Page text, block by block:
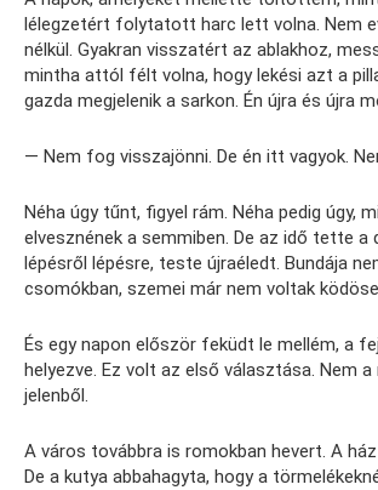
lélegzetért folytatott harc lett volna. Nem
nélkül. Gyakran visszatért az ablakhoz,
mintha attól félt volna, hogy lekési azt a
gazda megjelenik a sarkon. Én újra és újra
— Nem fog visszajönni. De én itt vagyok.
Néha úgy tűnt, figyel rám. Néha pedig úgy,
elvesznének a semmiben. De az idő tette a
lépésről lépésre, teste újraéledt. Bundája
csomókban, szemei már nem voltak
És egy napon először feküdt le mellém, a
helyezve. Ez volt az első választása. Nem
jelenből.
A város továbbra is romokban hevert. A
De a kutya abbahagyta, hogy a